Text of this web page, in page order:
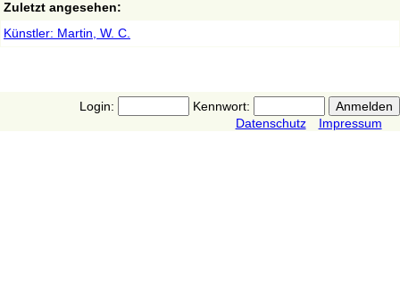
Zuletzt angesehen:
Künstler: Martin, W. C.
Login:
Kennwort:
Datenschutz
Impressum